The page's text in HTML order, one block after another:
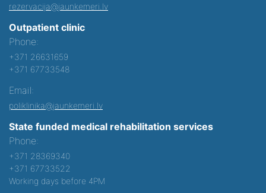
rezervacija@jaunkemeri.lv
Outpatient clinic
Phone:
+371 26631659
+371 67733548
Email:
poliklinika@jaunkemeri.lv
State funded medical rehabilitation services
Phone:
+371 28369340
+371 67733522
Working days before 4PM